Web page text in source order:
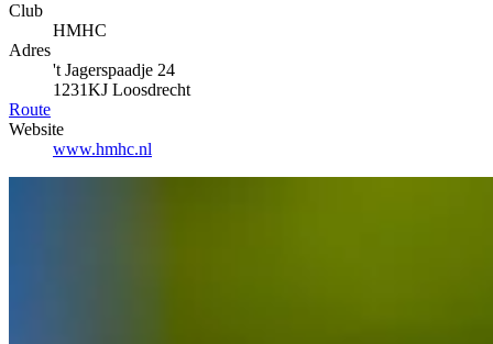
Club
HMHC
Adres
't Jagerspaadje 24
1231KJ Loosdrecht
Route
Website
www.hmhc.nl